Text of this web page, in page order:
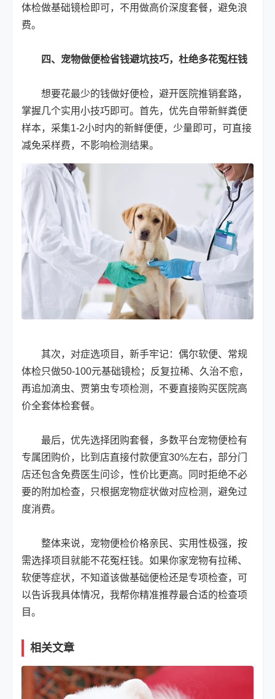
体检做基础镜检即可，不用做高价深度套餐，避免浪
费。
四、宠物做便检省钱避坑技巧，杜绝多花冤枉钱
想要花最少的钱做好便检，避开医院推销套路，
掌握几个实用小技巧即可。首先，优先自带新鲜粪便
样本，采集1-2小时内的新鲜便便，少量即可，可直接
减免采样费，不影响检测结果。
其次，对症选项目，新手牢记：偶尔软便、常规
体检只做50-100元基础镜检；反复拉稀、久治不愈，
再追加滴虫、贾第虫专项检测，不要直接购买医院高
价全套体检套餐。
最后，优先选择团购套餐，多数平台宠物便检有
专属团购价，比到店直接付款便宜30%左右，部分门
店还包含免费医生问诊，性价比更高。同时拒绝不必
要的附加检查，只根据宠物症状做对应检测，避免过
度消费。
整体来说，宠物便检价格亲民、实用性极强，按
需选择项目就能不花冤枉钱。如果你家宠物有拉稀、
软便等症状，不知道该做基础便检还是专项检查，可
以告诉我具体情况，我帮你精准推荐最合适的检查项
目。
相关文章